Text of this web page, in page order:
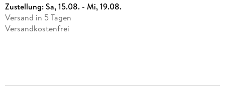
Zustellung:Sa, 15.08. - Mi, 19.08.
Versand in 5 Tagen
Versandkostenfrei